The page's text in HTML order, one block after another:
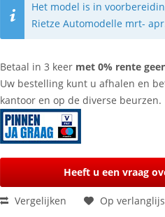
Het model is in
Rietze Automodelle mrt-
Betaal in 3 keer met 0% rente
Uw bestelling kunt u afhalen en
kantoor en op de diverse beurzen.
Heeft u een vraag
Vergelijken Op